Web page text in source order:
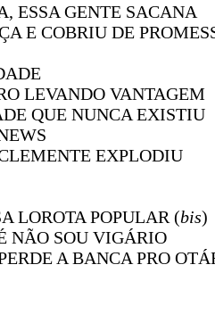
ESSA GENTE SACANA
E COBRIU DE
LEVANDO VANTAGEM
QUE NUNCA EXISTIU
EXPLODIU
LOROTA POPULAR (bis)
NÃO SOU VIGÁRIO
A BANCA PRO